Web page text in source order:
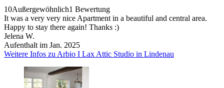
10Außergewöhnlich1 Bewertung
It was a very very nice Apartment in a beautiful and central area.
Happy to stay there again! Thanks :)
Jelena W.
Aufenthalt im Jan. 2025
Weitere Infos zu Arbio I Lax Attic Studio in Lindenau